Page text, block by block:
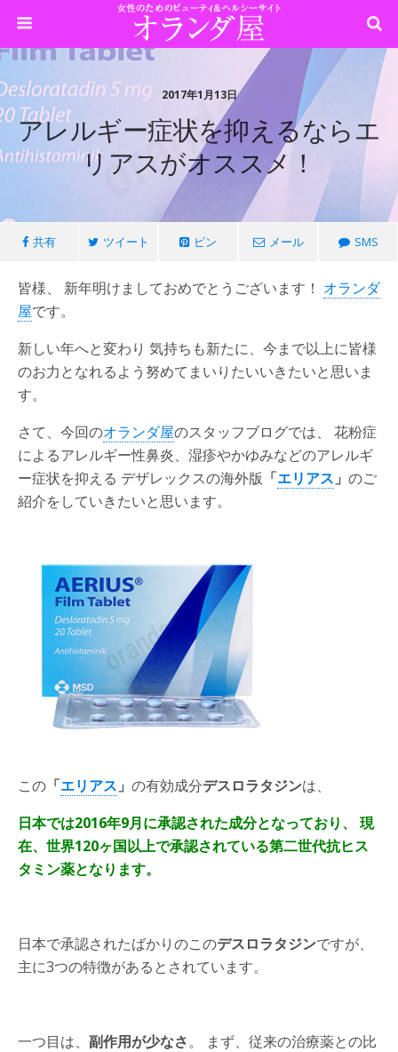
2017年1月13日
アレルギー症状を抑えるならエ
リアスがオススメ！
共有 ツイート ピン メール SMS
皆様、 新年明けましておめでとうございます！ オランダ
屋です。
新しい年へと変わり 気持ちも新たに、今まで以上に皆様
のお力となれるよう努めてまいりたいいきたいと思いま
す。
さて、今回のオランダ屋のスタッフブログでは、 花粉症
によるアレルギー性鼻炎、湿疹やかゆみなどのアレルギ
ー症状を抑える デザレックスの海外版 「エリアス 」 のご
紹介をしていきたいと思います。
この 「エリアス 」 の有効成分デスロラタジンは、
日本では2016年9月に承認された成分となっており、 現
在、世界120ヶ国以上で承認されている第二世代抗ヒス
タミン薬となります。
日本で承認されたばかりのこのデスロラタジンですが、
主に3つの特徴があるとされています。
一つ目は、 副作用が少なさ。 まず、従来の治療薬との比